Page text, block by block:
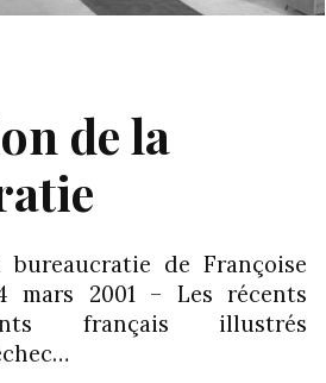
de la
bureaucratie de Françoise
mars 2001 – Les récents
français illustrés